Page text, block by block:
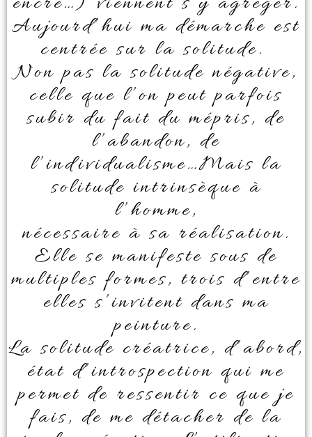
Aujourd’hui ma démarche est
centrée sur la solitude.
Non pas la solitude négative,
celle que l’on peut parfois
subir du fait du mépris, de
l’abandon, de
l’individualisme…Mais la
solitude intrinsèque à
l’homme,
nécessaire à sa réalisation.
Elle se manifeste sous de
multiples formes, trois d’entre
elles s’invitent dans ma
peinture.
La solitude créatrice, d’abord,
état d’introspection qui me
permet de ressentir ce que je
fais, de me détacher de la